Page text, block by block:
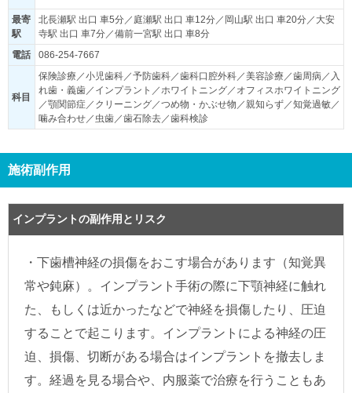
最寄
駅
北長瀬駅 出口 車5分／庭瀬駅 出口 車12分／岡山駅 出口 車20分／大安
寺駅 出口 車7分／備前一宮駅 出口 車8分
電話
086-254-7667
科目
保険診療／小児歯科／予防歯科／歯科口腔外科／美容診療／歯周病／入
れ歯・義歯／インプラント／ホワイトニング／オフィスホワイトニング
／顎関節症／クリーニング／つめ物・かぶせ物／親知らず／知覚過敏／
噛み合わせ／虫歯／歯石除去／歯科検診
施術副作用